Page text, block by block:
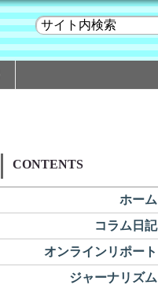
CONTENTS
ホーム
コラム日記
オンラインリポート
ジャーナリズム